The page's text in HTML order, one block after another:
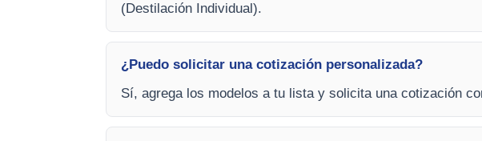
(Destilación Individual).
¿Puedo solicitar una cotización personalizada?
Sí, agrega los modelos a tu lista y solicita una cotización